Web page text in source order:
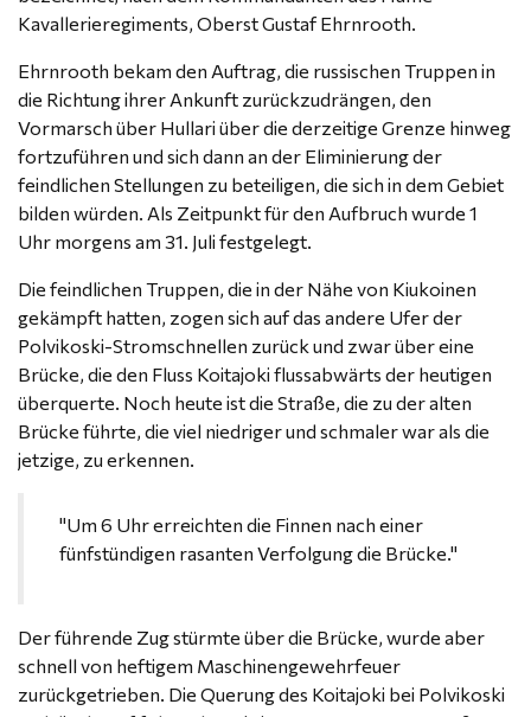
Kavallerieregiments, Oberst Gustaf Ehrnrooth.
Ehrnrooth bekam den Auftrag, die russischen Truppen in
die Richtung ihrer Ankunft zurückzudrängen, den
Vormarsch über Hullari über die derzeitige Grenze hinweg
fortzuführen und sich dann an der Eliminierung der
feindlichen Stellungen zu beteiligen, die sich in dem Gebiet
bilden würden. Als Zeitpunkt für den Aufbruch wurde 1
Uhr morgens am 31. Juli festgelegt.
Die feindlichen Truppen, die in der Nähe von Kiukoinen
gekämpft hatten, zogen sich auf das andere Ufer der
Polvikoski-Stromschnellen zurück und zwar über eine
Brücke, die den Fluss Koitajoki flussabwärts der heutigen
überquerte. Noch heute ist die Straße, die zu der alten
Brücke führte, die viel niedriger und schmaler war als die
jetzige, zu erkennen.
Um 6 Uhr erreichten die Finnen nach einer
fünfstündigen rasanten Verfolgung die Brücke.
Der führende Zug stürmte über die Brücke, wurde aber
schnell von heftigem Maschinengewehrfeuer
zurückgetrieben. Die Querung des Koitajoki bei Polvikoski